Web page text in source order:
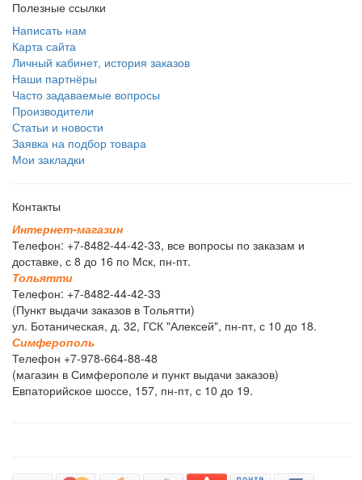
Полезные ссылки
Написать нам
Карта сайта
Личный кабинет, история заказов
Наши партнёры
Часто задаваемые вопросы
Производители
Статьи и новости
Заявка на подбор товара
Мои закладки
Контакты
Интернет-магазин
Телефон: +7-8482-44-42-33, все вопросы по заказам и
доставке, с 8 до 16 по Мск, пн-пт.
Тольятти
Телефон: +7-8482-44-42-33
(Пункт выдачи заказов в Тольятти)
ул. Ботаническая, д. 32, ГСК "Алексей", пн-пт, с 10 до 18.
Симферополь
Телефон +7-978-664-88-48
(магазин в Симферополе и пункт выдачи заказов)
Евпаторийское шоссе, 157, пн-пт, с 10 до 19.